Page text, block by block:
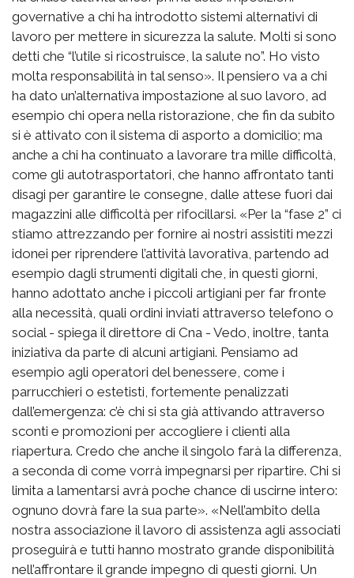
governative a chi ha introdotto sistemi alternativi di
lavoro per mettere in sicurezza la salute. Molti si sono
detti che “l’utile si ricostruisce, la salute no”. Ho visto
molta responsabilità in tal senso». Il pensiero va a chi
ha dato un’alternativa impostazione al suo lavoro, ad
esempio chi opera nella ristorazione, che fin da subito
si è attivato con il sistema di asporto a domicilio; ma
anche a chi ha continuato a lavorare tra mille difficoltà,
come gli autotrasportatori, che hanno affrontato tanti
disagi per garantire le consegne, dalle attese fuori dai
magazzini alle difficoltà per rifocillarsi. «Per la “fase 2” ci
stiamo attrezzando per fornire ai nostri assistiti mezzi
idonei per riprendere l’attività lavorativa, partendo ad
esempio dagli strumenti digitali che, in questi giorni,
hanno adottato anche i piccoli artigiani per far fronte
alla necessità, quali ordini inviati attraverso telefono o
social - spiega il direttore di Cna - Vedo, inoltre, tanta
iniziativa da parte di alcuni artigiani. Pensiamo ad
esempio agli operatori del benessere, come i
parrucchieri o estetisti, fortemente penalizzati
dall’emergenza: c’è chi si sta già attivando attraverso
sconti e promozioni per accogliere i clienti alla
riapertura. Credo che anche il singolo farà la differenza,
a seconda di come vorrà impegnarsi per ripartire. Chi si
limita a lamentarsi avrà poche chance di uscirne intero:
ognuno dovrà fare la sua parte». «Nell’ambito della
nostra associazione il lavoro di assistenza agli associati
proseguirà e tutti hanno mostrato grande disponibilità
nell’affrontare il grande impegno di questi giorni. Un